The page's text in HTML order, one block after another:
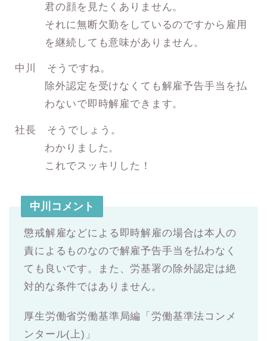
君の顔を見たくありません。
それに無断欠勤をしているのですから雇用
を継続しても意味がありません。
中川 そうですね。
除外認定を受けなくても解雇予告手当を払
わないで即時解雇できます。
社長 そうでしょう。
わかりました。
これでスッキリした！
中川コメント
懲戒解雇などによる即時解雇の場合は本人の
責によるものなので解雇予告手当を払わなく
ても良いです。また、労基署の除外認定は絶
対的な条件ではありません。
厚生労働省労働基準局編「労働基準法コンメ
ンタール(上)」